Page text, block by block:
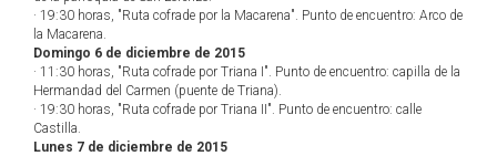
· 19:30 horas, "Ruta cofrade por la Macarena". Punto de encuentro: Arco de
la Macarena.
Domingo 6 de diciembre de 2015
· 11:30 horas, "Ruta cofrade por Triana I". Punto de encuentro: capilla de la
Hermandad del Carmen (puente de Triana).
· 19:30 horas, "Ruta cofrade por Triana II". Punto de encuentro: calle
Castilla.
Lunes 7 de diciembre de 2015